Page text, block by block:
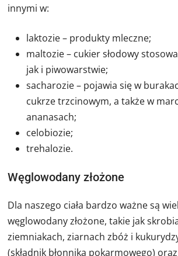
innymi w:
laktozie – produkty mleczne;
maltozie – cukier słodowy
jak i piwowarstwie;
sacharozie – pojawia się w
cukrze trzcinowym, a także w
ananasach;
celobiozie;
trehalozie.
Węglowodany złożone
Dla naszego ciała bardzo ważne są
węglowodany złożone, takie jak
ziemniakach, ziarnach zbóż i
(składnik błonnika pokarmowego)